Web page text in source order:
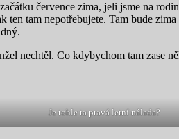
července zima, jeli jsme na
ten tam nepotřebujete. Tam bude
nechtěl. Co kdybychom tam
Je tohle ta pravá letní nálada?